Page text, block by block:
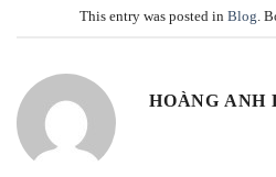
This entry was posted in Blog.
HOÀNG ANH